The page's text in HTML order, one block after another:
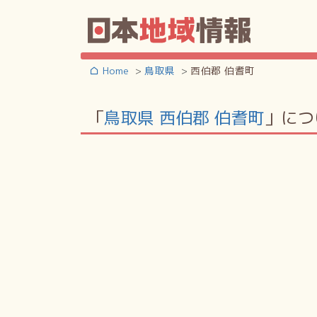
Home 鳥取県 西伯郡 伯耆町
「鳥取県 西伯郡 伯耆町 」に